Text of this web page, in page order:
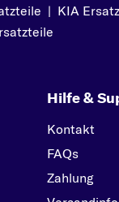
| KIA
Hilfe &
Kontakt
FAQs
Zahlung